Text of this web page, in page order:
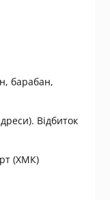
барабан,
Відбиток
(ХМК)